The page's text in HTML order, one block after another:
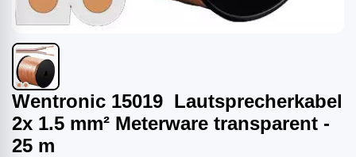
Wentronic 15019 Lautsprecherkabel
2x 1.5 mm² Meterware transparent -
25 m